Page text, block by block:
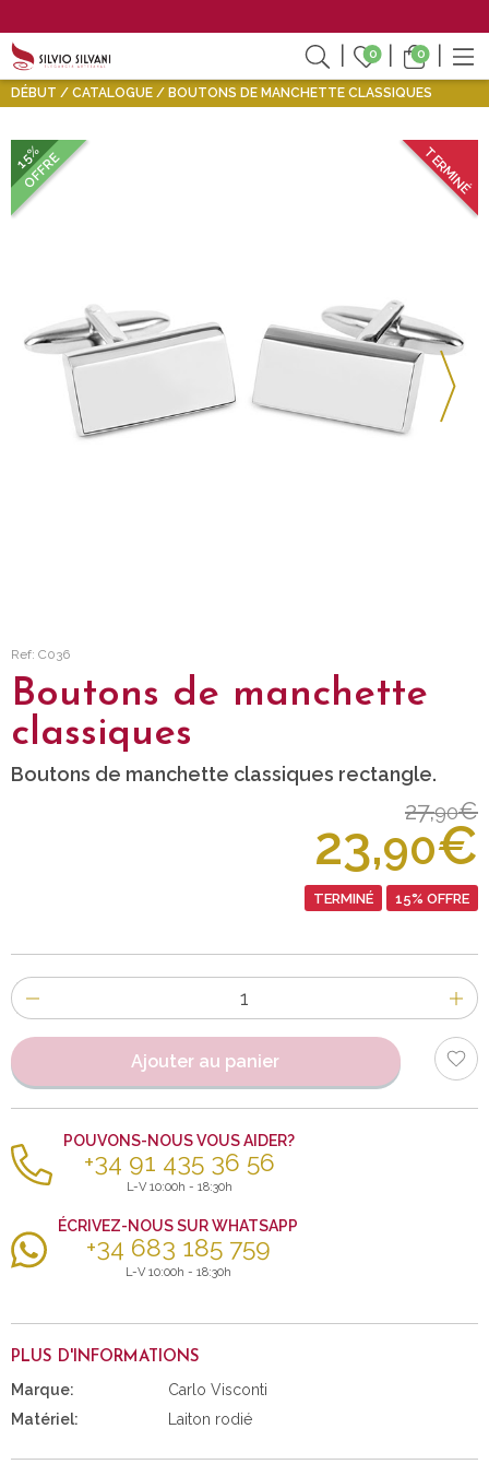
0 0
DÉBUT CATALOGUE BOUTONS DE MANCHETTE CLASSIQUES
TERMINÉ
15%
OFFRE
Ref: C036
Boutons de manchette
classiques
Boutons de manchette classiques rectangle.
27,90€
23,90€
TERMINÉ 15% OFFRE
Nombre
d'items
Ajouter au panier
POUVONS-NOUS VOUS AIDER?
+34 91 435 36 56
L-V 10:00h - 18:30h
ÉCRIVEZ-NOUS SUR WHATSAPP
+34 683 185 759
L-V 10:00h - 18:30h
PLUS D'INFORMATIONS
Marque:
Carlo Visconti
Matériel:
Laiton rodié